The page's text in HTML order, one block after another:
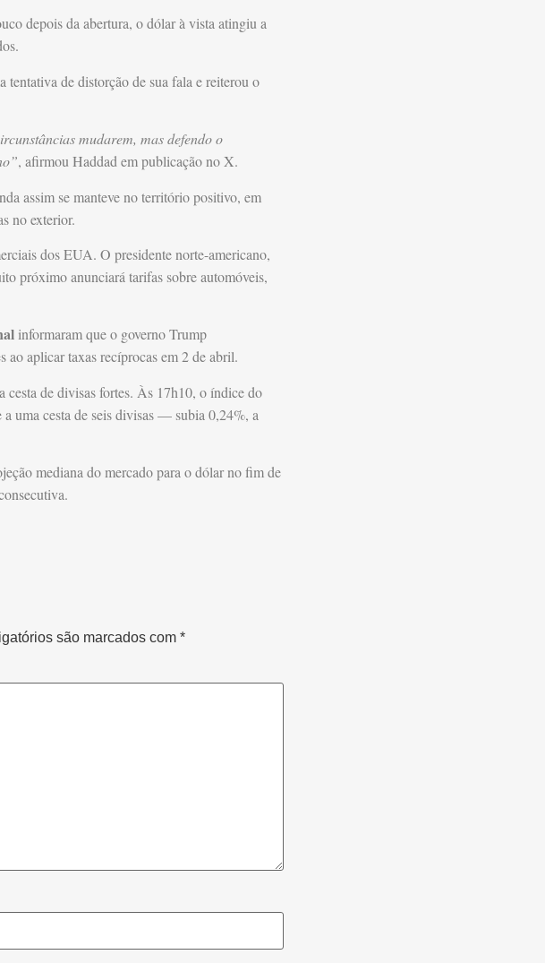
depois da abertura, o dólar à vista atingiu a
de distorção de sua fala e reiterou o
mudarem, mas defendo o
, afirmou Haddad em publicação no X.
assim se manteve no território positivo, em
no exterior.
dos EUA. O presidente norte-americano,
próximo anunciará tarifas sobre automóveis,
informaram que o governo Trump
ao aplicar taxas recíprocas em 2 de abril.
cesta de divisas fortes. Às 17h10, o índice do
uma cesta de seis divisas — subia 0,24%, a
mediana do mercado para o dólar no fim de
são marcados com *